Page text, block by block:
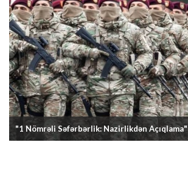
"1 Nömrəli Səfərbərlik: Nazirlikdən Açıqlama"